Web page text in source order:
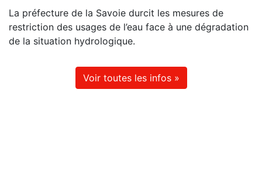
La préfecture de la Savoie durcit les mesures de
restriction des usages de l’eau face à une dégradation
de la situation hydrologique.
Voir toutes les infos »